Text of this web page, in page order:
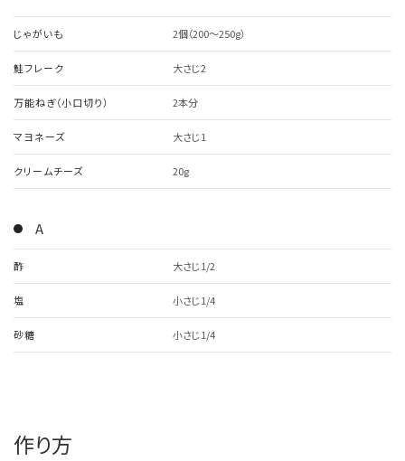
じゃがいも 2個（200～250g）
鮭フレーク 大さじ2
万能ねぎ（小口切り） 2本分
マヨネーズ 大さじ1
クリームチーズ 20g
A
酢 大さじ1/2
塩 小さじ1/4
砂糖 小さじ1/4
作り方